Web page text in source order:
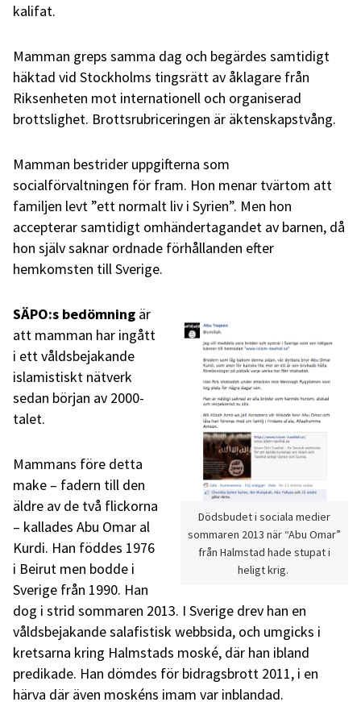
kalifat.
Mamman greps samma dag och begärdes samtidigt
häktad vid Stockholms tingsrätt av åklagare från
Riksenheten mot internationell och organiserad
brottslighet. Brottsrubriceringen är äktenskapstvång.
Mamman bestrider uppgifterna som
socialförvaltningen för fram. Hon menar tvärtom att
familjen levt ”ett normalt liv i Syrien”. Men hon
accepterar samtidigt omhändertagandet av barnen, då
hon själv saknar ordnade förhållanden efter
hemkomsten till Sverige.
Dödsbudet i sociala medier
sommaren 2013 när “Abu Omar”
från Halmstad hade stupat i
heligt krig.
SÄPO:s bedömning är
att mamman har ingått
i ett våldsbejakande
islamistiskt nätverk
sedan början av 2000-
talet.
Mammans före detta
make – fadern till den
äldre av de två flickorna
– kallades Abu Omar al
Kurdi. Han föddes 1976
i Beirut men bodde i
Sverige från 1990. Han
dog i strid sommaren 2013. I Sverige drev han en
våldsbejakande salafistisk webbsida, och umgicks i
kretsarna kring Halmstads moské, där han ibland
predikade. Han dömdes för bidragsbrott 2011, i en
härva där även moskéns imam var inblandad.